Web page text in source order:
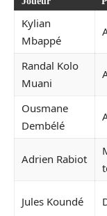
Kylian
Mbappé
Randal Kolo
Muani
Ousmane
Dembélé
Adrien Rabiot
Jules Koundé